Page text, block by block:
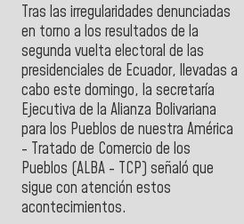
Tras las irregularidades denunciadas
en torno a los resultados de la
segunda vuelta electoral de las
presidenciales de Ecuador, llevadas a
cabo este domingo, la secretaría
Ejecutiva de la Alianza Bolivariana
para los Pueblos de nuestra América
- Tratado de Comercio de los
Pueblos (ALBA - TCP) señaló que
sigue con atención estos
acontecimientos.